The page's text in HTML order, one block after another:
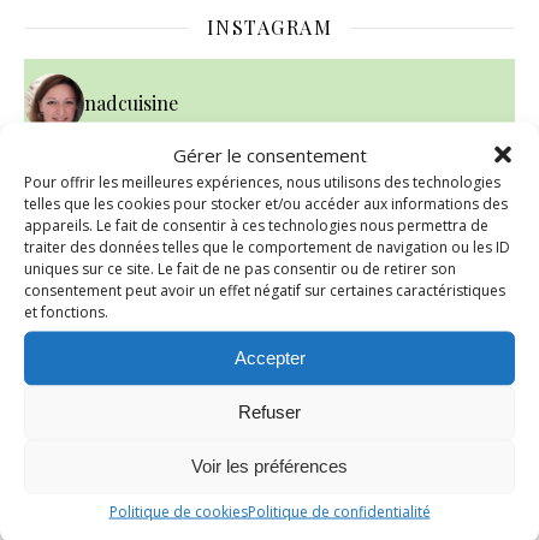
Gérer le consentement
Pour offrir les meilleures expériences, nous utilisons des technologies
telles que les cookies pour stocker et/ou accéder aux informations des
appareils. Le fait de consentir à ces technologies nous permettra de
traiter des données telles que le comportement de navigation ou les ID
uniques sur ce site. Le fait de ne pas consentir ou de retirer son
consentement peut avoir un effet négatif sur certaines caractéristiques
et fonctions.
Accepter
Refuser
Voir les préférences
Politique de cookiesPolitique de confidentialité
INSTAGRAM
nadcuisine
~ NICE CREAM À LA FRAISE ~